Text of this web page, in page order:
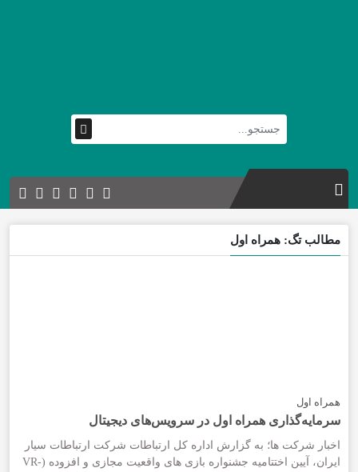
مطالب تگ: همراه اول
همراه اول
سرمایه‌گذاری همراه اول در سرویس‌های دیجیتال
اخبار شرکت ها؛ به گزارش اداره کل ارتباطات شرکت ارتباطات سیار
ایران، آیین اختتامیه جشنواره بازی های واقعیت مجازی و افزوده (VR-